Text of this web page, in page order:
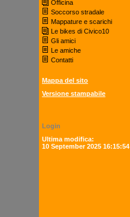
Officina
Soccorso stradale
Mappature e scarichi
Le bikes di Civico10
Gli amici
Le amiche
Contatti
Mappa del sito
Versione stampabile
Login
Ultima modifica:
10 September 2025 16:15:54